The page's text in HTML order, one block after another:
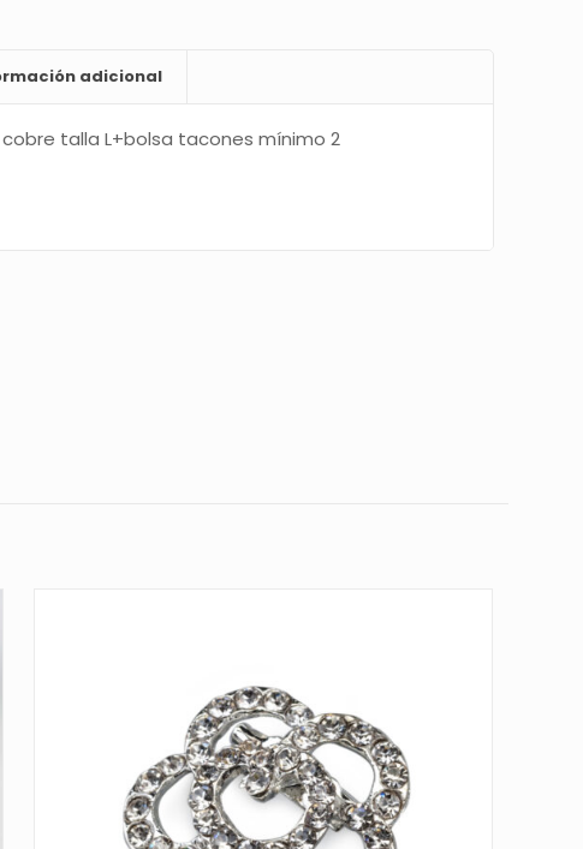
adicional
talla L+bolsa tacones mínimo 2